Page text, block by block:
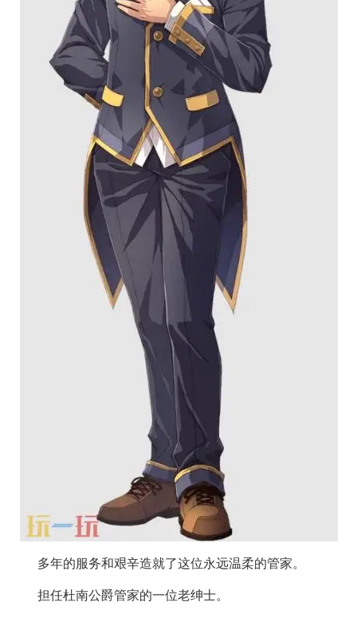
多年的服务和艰辛造就了这位永远温柔的管家。
担任杜南公爵管家的一位老绅士。